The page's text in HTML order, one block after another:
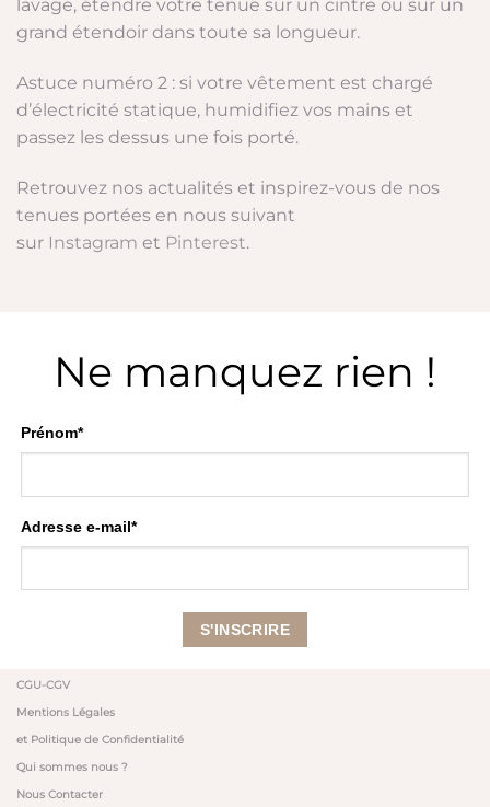
lavage, étendre votre tenue sur un cintre ou sur un
grand étendoir dans toute sa longueur.
Astuce numéro 2 : si votre vêtement est chargé
d’électricité statique, humidifiez vos mains et
passez les dessus une fois porté.
Retrouvez nos actualités et inspirez-vous de nos
tenues portées en nous suivant
sur Instagram et Pinterest.
Ne manquez rien !
Prénom*
Adresse e-mail*
CGU-CGV
Mentions Légales
et Politique de Confidentialité
Qui sommes nous ?
Nous Contacter